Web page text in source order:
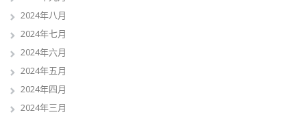
2024年八月
2024年七月
2024年六月
2024年五月
2024年四月
2024年三月